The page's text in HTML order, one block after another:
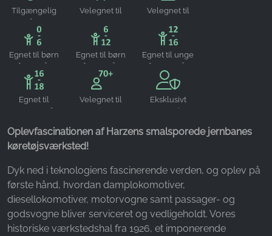
Tilgængelig
for
Velegnet til
Velegnet til
Egnet til børn
fra 0-6 år
Egnet til børn
fra 6-12 år
Egnet til unge
fra 12-16 år
Egnet til
teenagere fra
Velegnet til
seniorer
Eksklusivt
reserverbar
Oplevfascinationen af Harzens smalsporede jernbanes
køretøjsværksted!
Dyk ned i teknologiens fascinerende verden, og oplev på
første hånd, hvordan damplokomotiver,
diesellokomotiver, motorvogne samt passager- og
godsvogne bliver serviceret og vedligeholdt. Vores
historiske værkstedshal fra 1926, et imponerende